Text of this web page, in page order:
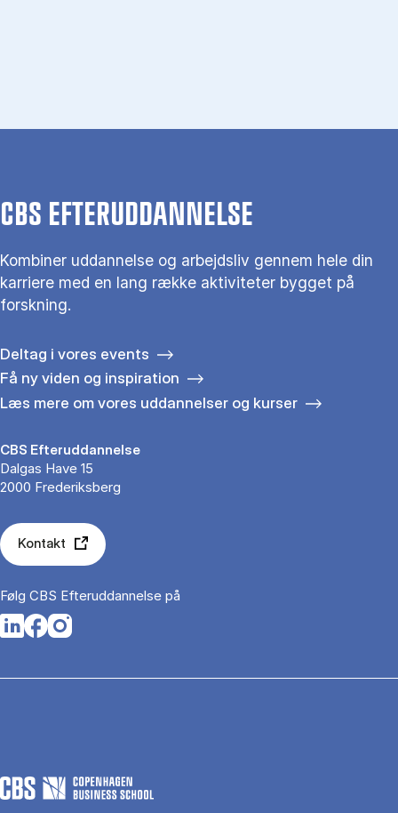
CBS EFTERUDDANNELSE
Kombiner uddannelse og arbejdsliv gennem hele din
karriere med en lang række aktiviteter bygget på
forskning.
Deltag i vores events
Få ny viden og inspiration
Læs mere om vores uddannelser og kurser
CBS Efteruddannelse
Dalgas Have 15
2000 Frederiksberg
Kontakt
Følg CBS Efteruddannelse på
Opens in a new tab
Opens in a new tab
Opens in a new tab